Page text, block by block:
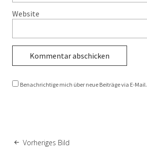
Website
Benachrichtige mich über neue Beiträge via E-Mail.
Vorheriges Bild